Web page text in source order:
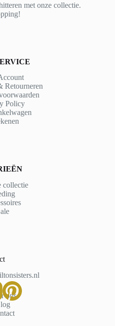
met onze collectie.
Retourneren
Policy
collectie
ons